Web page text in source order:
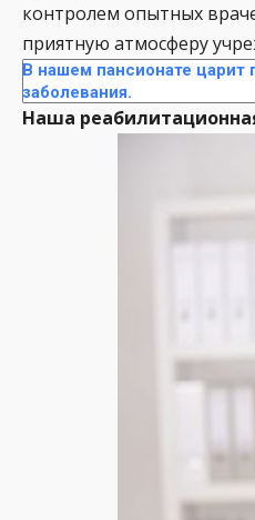
контролем опытных
приятную атмосферу
В нашем пансионате царит
заболевания.
Наша